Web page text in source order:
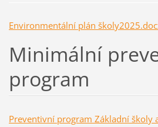
Environmentální plán
Minimální
program
Preventivní program Základní školy